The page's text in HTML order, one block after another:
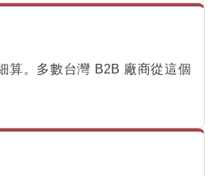
算。多數台灣 B2B 廠商從這個